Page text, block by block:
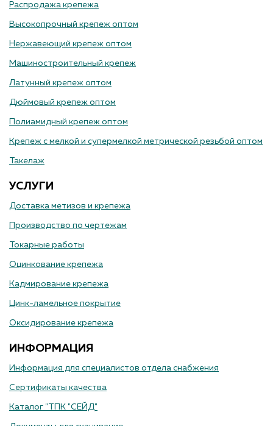
Распродажа крепежа
Высокопрочный крепеж оптом
Нержавеющий крепеж оптом
Машиностроительный крепеж
Латунный крепеж оптом
Дюймовый крепеж оптом
Полиамидный крепеж оптом
Крепеж с мелкой и супермелкой метрической резьбой оптом
Такелаж
УСЛУГИ
Доставка метизов и крепежа
Производство по чертежам
Токарные работы
Оцинкование крепежа
Кадмирование крепежа
Цинк-ламельное покрытие
Оксидирование крепежа
ИНФОРМАЦИЯ
Информация для специалистов отдела снабжения
Сертификаты качества
Каталог "ТПК "СЕЙД"